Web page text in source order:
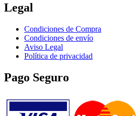
Legal
Condiciones de Compra
Condiciones de envío
Aviso Legal
Política de privacidad
Pago Seguro